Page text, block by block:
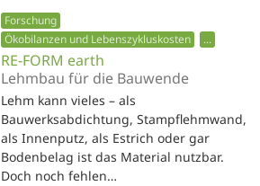
Forschung
Ökobilanzen und Lebenszykluskosten
...
RE-FORM earth
Lehmbau für die Bauwende
Lehm kann vieles – als
Bauwerksabdichtung, Stampflehmwand,
als Innenputz, als Estrich oder gar
Bodenbelag ist das Material nutzbar.
Doch noch fehlen…